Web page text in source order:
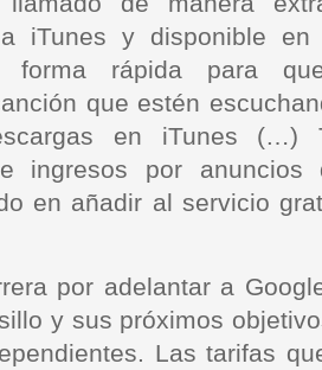
iTunes y disponible en
forma rápida para
que estén
en iTunes (…)
ingresos por
en añadir al servicio
por adelantar a
y sus próximos
Las tarifas